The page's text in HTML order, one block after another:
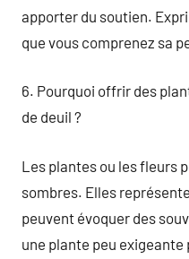
apporter du soutien.
que vous comprenez sa
6. Pourquoi offrir des
de deuil ?
Les plantes ou les fleurs
sombres. Elles
peuvent évoquer des
une plante peu